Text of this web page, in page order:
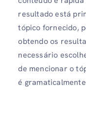
resultado está
tópico fornecido,
obtendo os
necessário
de mencionar o
é